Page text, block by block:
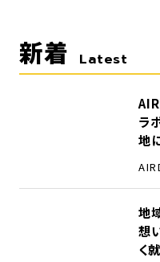
新着 Latest
ラ
地
地
想
く